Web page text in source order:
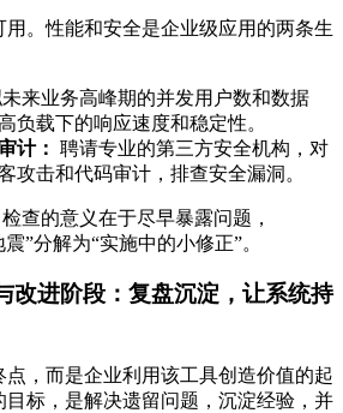
。性能和安全是企业级应用的两条生
来业务高峰期的并发用户数和数据
负载下的响应速度和稳定性。
计： 聘请专业的第三方安全机构，对
攻击和代码审计，排查安全漏洞。
检查的意义在于尽早暴露问题，
”分解为“实施中的小修正”。
改进阶段：复盘沉淀，让系统持
，而是企业利用该工具创造价值的起
目标，是解决遗留问题，沉淀经验，并